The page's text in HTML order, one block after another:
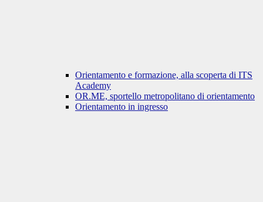
Orientamento e formazione, alla scoperta di ITS
Academy
OR.ME, sportello metropolitano di orientamento
Orientamento in ingresso